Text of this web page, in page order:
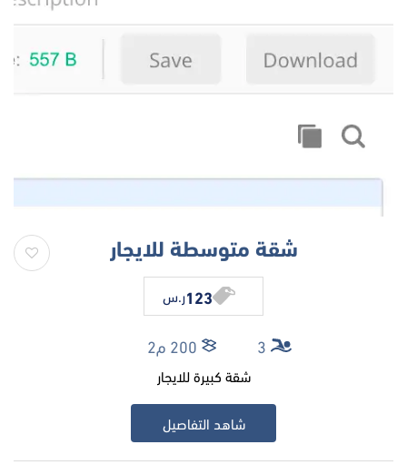
شقة متوسطة للايجار
123ر.س
3 200 م2
شقة كبيرة للايجار
شاهد التفاصيل